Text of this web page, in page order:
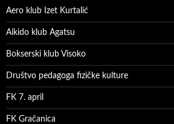
Aero klub Izet Kurtalić
Aikido klub Agatsu
Bokserski klub Visoko
Društvo pedagoga fizičke kulture
FK 7. april
FK Gračanica